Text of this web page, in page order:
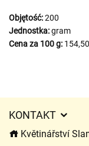
Objętość:200
Jednostka:gram
Cena za 100 g:
KONTAKT
Květinářství